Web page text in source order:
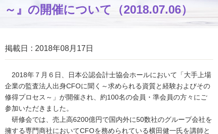
～』の開催について（2018.07.06）
掲載日 2018年08月17日
2018年７月６日、日本公認会計士協会ホールにおいて「大手上場
企業の監査法人出身CFOに聞く～求められる資質と経験およびその
修得プロセス～」が開催され、約100名の会員・準会員の方々にご
参加いただきました。
研修会では、売上高6200億円で国内外に50数社のグループ会社を
擁する専門商社においてCFOを務められている横田健一氏を講師と